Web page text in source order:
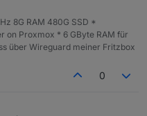
Done
8G RAM 480G SSD *
on Proxmox * 6 GByte RAM für
über Wireguard meiner Fritzbox
0